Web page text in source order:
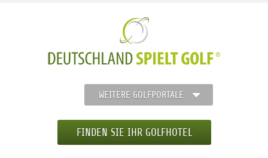
WEITERE GOLFPORTALE
FINDEN SIE IHR GOLFHOTEL